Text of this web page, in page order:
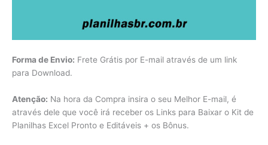
Forma de Envio: Frete Grátis por E-mail através de um link
para Download.
Atenção: Na hora da Compra insira o seu Melhor E-mail, é
através dele que você irá receber os Links para Baixar o Kit de
Planilhas Excel Pronto e Editáveis + os Bônus.